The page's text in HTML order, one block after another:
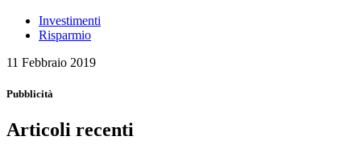
Investimenti
Risparmio
11 Febbraio 2019
Pubblicità
Articoli recenti